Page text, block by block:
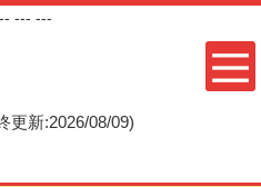
--- ---
更新:2026/08/09)